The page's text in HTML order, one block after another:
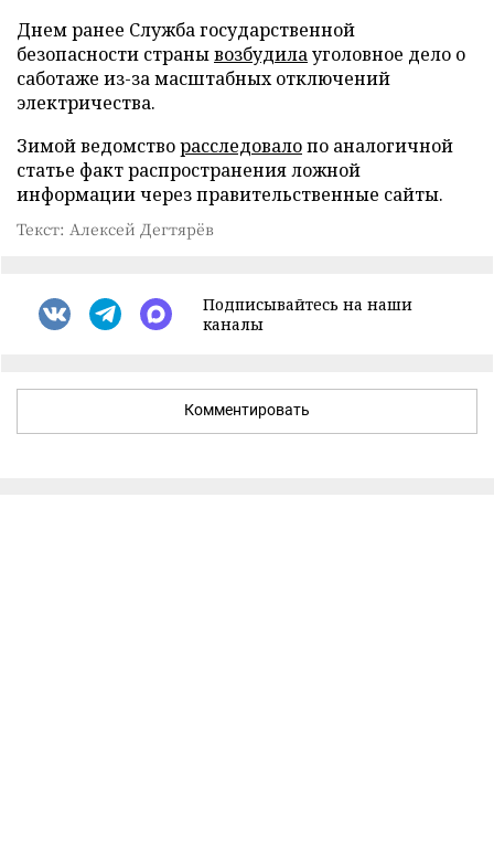
Днем ранее Служба государственной
безопасности странывозбудилауголовное дело о
саботаже из-за масштабных отключений
электричества.
Зимой ведомстворасследовалопо аналогичной
статье факт распространения ложной
информации через правительственные сайты.
Текст: Алексей Дегтярёв
Подписывайтесь на наши
каналы
Комментировать